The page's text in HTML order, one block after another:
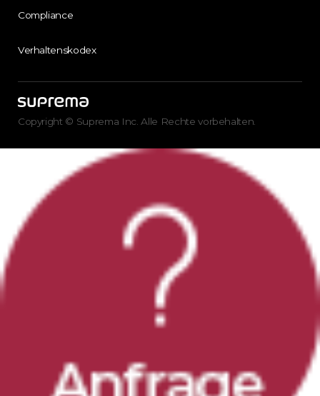
Compliance
Verhaltenskodex
Copyright © Suprema Inc. Alle Rechte vorbehalten.